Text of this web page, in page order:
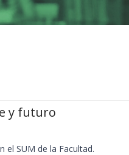
y futuro
el SUM de la Facultad.